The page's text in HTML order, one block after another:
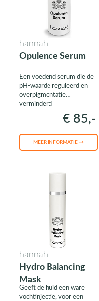
hannah
Opulence Serum
Een voedend serum die de
pH-waarde reguleerd en
overpigmentatie
verminderd
€ 85,-
MEER INFORMATIE →
hannah
Hydro Balancing
Mask
Geeft de huid een ware
vochtinjectie, voor een